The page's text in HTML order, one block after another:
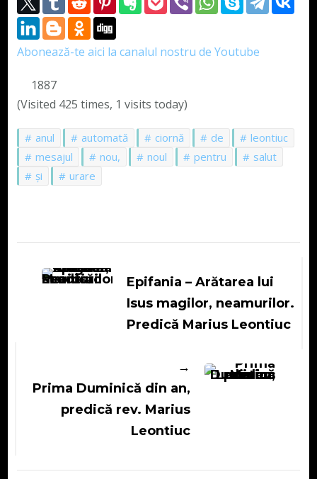
Abonează-te aici la canalul nostru de Youtube
1887
(Visited 425 times, 1 visits today)
anul automată ciornă de
leontiuc
mesajul
nou, noul pentru
salut
și
urare
Epifania – Arătarea lui
Isus magilor, neamurilor.
Predică Marius Leontiuc
Prima Duminică din an,
predică rev. Marius
Leontiuc